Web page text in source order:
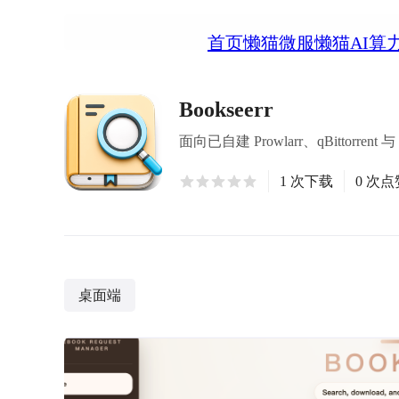
首页懒猫微服懒猫AI算
Bookseerr
面向已自建 Prowlarr、qBittorrent
1 次下载 0 次点
桌面端